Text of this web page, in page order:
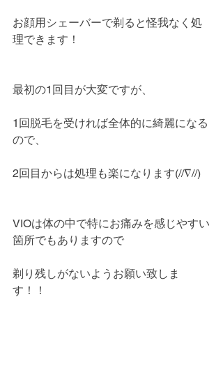
お顔用シェーバーで剃ると怪我なく処
理できます！
最初の1回目が大変ですが、
1回脱毛を受ければ全体的に綺麗になる
ので、
2回目からは処理も楽になります(//∇//)
VIOは体の中で特にお痛みを感じやすい
箇所でもありますので
剃り残しがないようお願い致しま
す！！